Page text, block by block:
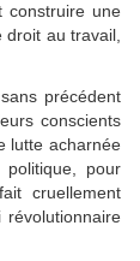
construire une
droit au travail,
précédent
conscients
lutte acharnée
pour
cruellement